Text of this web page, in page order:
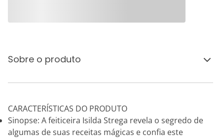
Sobre o produto
CARACTERÍSTICAS DO PRODUTO
Sinopse: A feiticeira Isilda Strega revela o segredo de
algumas de suas receitas mágicas e confia este